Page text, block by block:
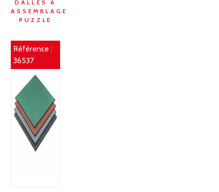
DALLES À
ASSEMBLAGE
PUZZLE
Référence :
36537